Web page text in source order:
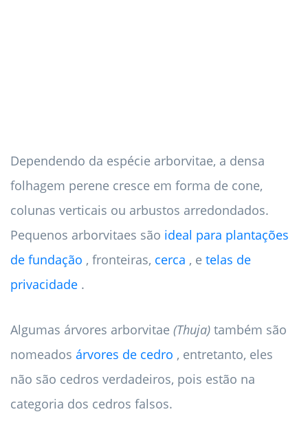
Dependendo da espécie arborvitae, a densa
folhagem perene cresce em forma de cone,
colunas verticais ou arbustos arredondados.
Pequenos arborvitaes são ideal para plantações
de fundação , fronteiras, cerca , e telas de
privacidade .
Algumas árvores arborvitae (Thuja) também são
nomeados árvores de cedro , entretanto, eles
não são cedros verdadeiros, pois estão na
categoria dos cedros falsos.